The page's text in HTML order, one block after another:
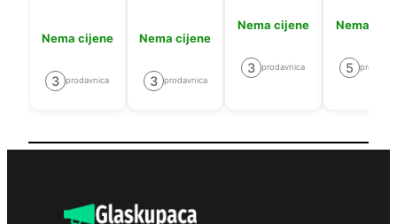
Nema cijene
3 prodavnica
Nema cijene
3 prodavnica
Nema cijene
3 prodavnica
Nema
5